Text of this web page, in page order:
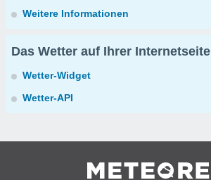
Weitere Informationen
Das Wetter auf Ihrer Internetseite
Wetter-Widget
Wetter-API